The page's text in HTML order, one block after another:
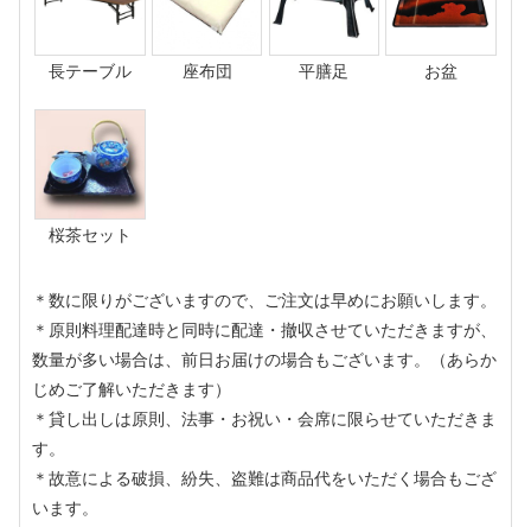
長テーブル 座布団 平膳足 お盆
桜茶セット
＊数に限りがございますので、ご注文は早めにお願いします。
＊原則料理配達時と同時に配達・撤収させていただきますが、
数量が多い場合は、前日お届けの場合もございます。（あらか
じめご了解いただきます）
＊貸し出しは原則、法事・お祝い・会席に限らせていただきま
す。
＊故意による破損、紛失、盗難は商品代をいただく場合もござ
います。